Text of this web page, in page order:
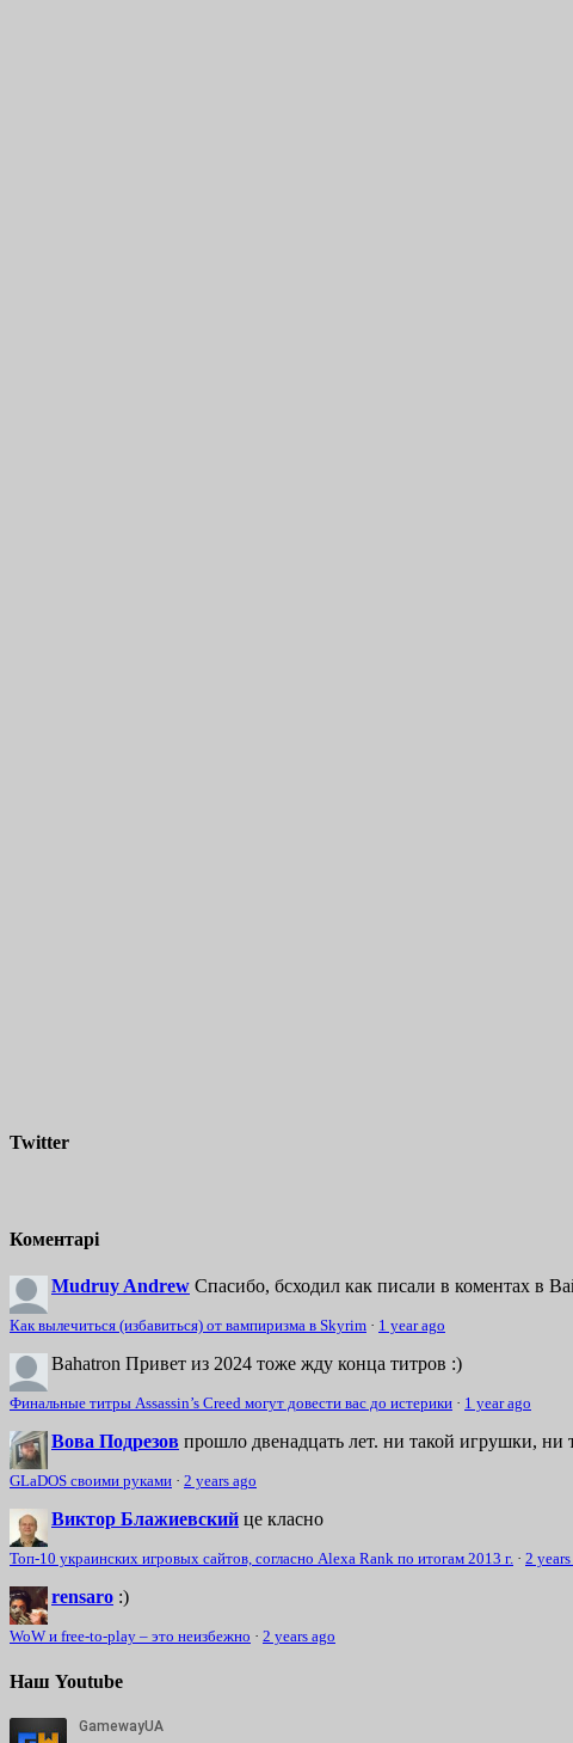
Twitter
Коментарі
Mudruy Andrew Спасибо, бсходил как писали в коментах в
Как вылечиться (избавиться) от вампиризма в Skyrim · 1 year ago
Bahatron Привет из 2024 тоже жду конца титров :)
Финальные титры Assassin’s Creed могут довести вас до истерики · 1 year ago
Вова Подрезов прошло двенадцать лет. ни такой игрушки, ни
GLaDOS своими руками · 2 years ago
Виктор Блажиевский це класно
Топ-10 украинских игровых сайтов, согласно Alexa Rank по итогам 2013 г. · 2
rensaro :)
WoW и free-to-play – это неизбежно · 2 years ago
Наш Youtube